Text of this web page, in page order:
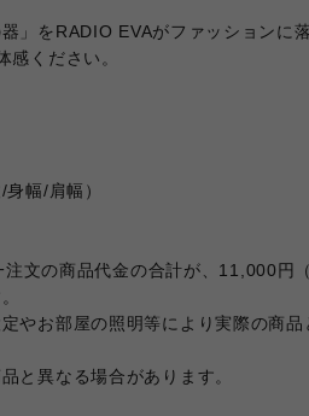
」をRADIO EVAがファッションに
感ください。
幅/肩幅）
文の商品代金の合計が、11,000円
やお部屋の照明等により実際の商品
と異なる場合があります。